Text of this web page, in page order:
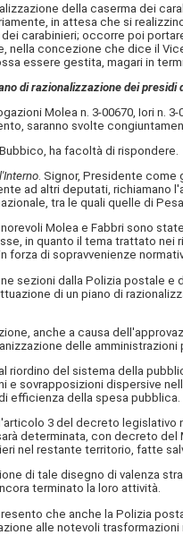
della caserma dei
in attesa che si
carabinieri; occorre poi
nella concezione che dice il
essere gestita, magari in
di razionalizzazione dei
Molea n. 3-00670, Iori n.
saranno svolte
ha facoltà di rispondere.
. Signor, Presidente come
ad altri deputati, richiamano
tra le quali quelle di
Molea e Fabbri sono
in quanto il tema trattato
forza di sopravvenienze
sezioni dalla Polizia postale
di un piano di
anche a causa
delle amministrazioni
riordino del sistema della
e sovrapposizioni dispersive
efficienza della spesa pubblica.
3 del decreto legislativo
determinata, con decreto
nel restante territorio, fatte
di tale disegno di valenza
terminato la loro attività.
che anche la Polizia
alle notevoli